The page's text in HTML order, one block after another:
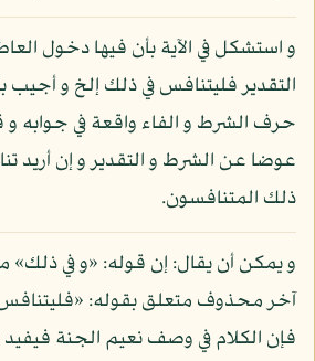
و استشكل في الآية بأن فيها دخول
التقدير فليتنافس في ذلك إلخ و أجيب
حرف الشرط و الفاء واقعة في جوابه
عوضا عن الشرط و التقدير و إن أريد
ذلك المتنافسون.
و يمكن أن يقال: إن قوله: «و في
آخر محذوف متعلق بقوله:
فإن الكلام في وصف نعيم الجنة